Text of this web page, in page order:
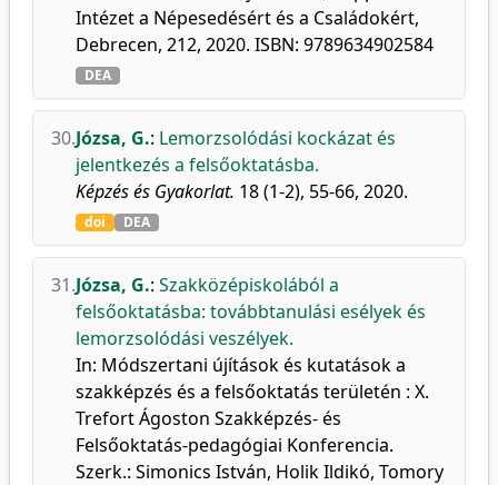
Intézet a Népesedésért és a Családokért,
Debrecen, 212, 2020. ISBN: 9789634902584
DEA
30.Józsa, G.: Lemorzsolódási kockázat és
jelentkezés a felsőoktatásba.
Képzés és Gyakorlat. 18 (1-2), 55-66, 2020.
doi DEA
31.Józsa, G.: Szakközépiskolából a
felsőoktatásba: továbbtanulási esélyek és
lemorzsolódási veszélyek.
In: Módszertani újítások és kutatások a
szakképzés és a felsőoktatás területén : X.
Trefort Ágoston Szakképzés- és
Felsőoktatás-pedagógiai Konferencia.
Szerk.: Simonics István, Holik Ildikó, Tomory